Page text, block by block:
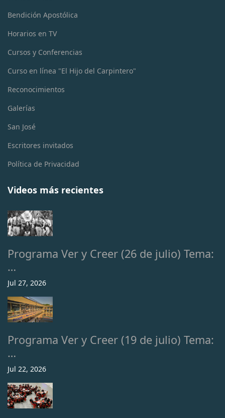
Bendición Apostólica
Horarios en TV
Cursos y Conferencias
Curso en línea "El Hijo del Carpintero"
Reconocimientos
Galerías
San José
Escritores invitados
Política de Privacidad
Videos más recientes
Programa Ver y Creer (26 de julio) Tema:
…
Jul 27, 2026
Programa Ver y Creer (19 de julio) Tema:
…
Jul 22, 2026